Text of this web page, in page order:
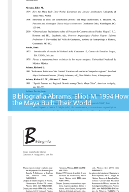
Bibliografía Abrams, Elliot M. 1994 How
the Maya Built Their World